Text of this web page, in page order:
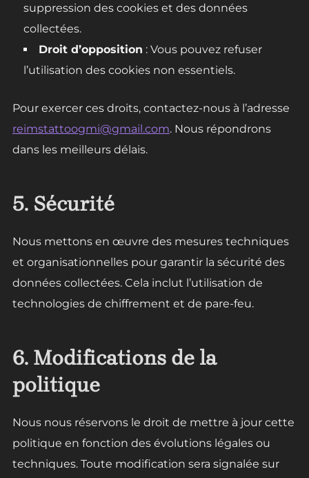
suppression des cookies et des données
collectées.
Droit d’opposition : Vous pouvez refuser
l’utilisation des cookies non essentiels.
Pour exercer ces droits, contactez-nous à l’adresse
reimstattoogmi@gmail.com. Nous répondrons
dans les meilleurs délais.
5. Sécurité
Nous mettons en œuvre des mesures techniques
et organisationnelles pour garantir la sécurité des
données collectées. Cela inclut l’utilisation de
technologies de chiffrement et de pare-feu.
6. Modifications de la
politique
Nous nous réservons le droit de mettre à jour cette
politique en fonction des évolutions légales ou
techniques. Toute modification sera signalée sur